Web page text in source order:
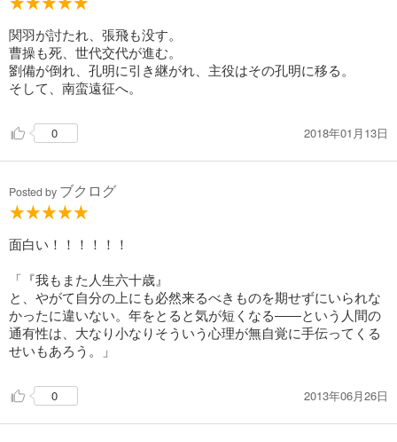
関羽が討たれ、張飛も没す。
曹操も死、世代交代が進む。
劉備が倒れ、孔明に引き継がれ、主役はその孔明に移る。
そして、南蛮遠征へ。
0 2018年01月13日
Posted by ブクログ
面白い！！！！！！
「『我もまた人生六十歳』
と、やがて自分の上にも必然来るべきものを期せずにいられな
かったに違いない。年をとると気が短くなる――という人間の
通有性は、大なり小なりそういう心理が無自覚に手伝ってくる
せいもあろう。」
0 2013年06月26日